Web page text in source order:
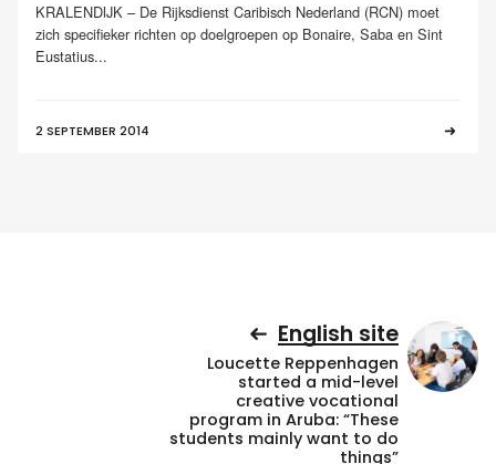
KRALENDIJK – De Rijksdienst Caribisch Nederland (RCN) moet
zich specifieker richten op doelgroepen op Bonaire, Saba en Sint
Eustatius...
2 SEPTEMBER 2014
English site
Loucette Reppenhagen
started a mid-level
creative vocational
program in Aruba: “These
students mainly want to do
things”